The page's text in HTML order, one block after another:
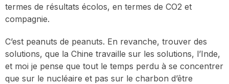
termes de résultats écolos, en termes de CO2 et
compagnie.
C’est peanuts de peanuts. En revanche, trouver des
solutions, que la Chine travaille sur les solutions, l’Inde,
et moi je pense que tout le temps perdu à se concentrer
que sur le nucléaire et pas sur le charbon d’être